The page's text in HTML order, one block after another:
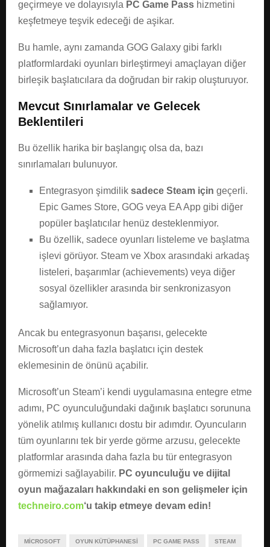
geçirmeye ve dolayısıyla PC Game Pass hizmetini
keşfetmeye teşvik edeceği de aşikar.
Bu hamle, aynı zamanda GOG Galaxy gibi farklı
platformlardaki oyunları birleştirmeyi amaçlayan diğer
birleşik başlatıcılara da doğrudan bir rakip oluşturuyor.
Mevcut Sınırlamalar ve Gelecek
Beklentileri
Bu özellik harika bir başlangıç olsa da, bazı
sınırlamaları bulunuyor.
Entegrasyon şimdilik sadece Steam için geçerli.
Epic Games Store, GOG veya EA App gibi diğer
popüler başlatıcılar henüz desteklenmiyor.
Bu özellik, sadece oyunları listeleme ve başlatma
işlevi görüyor. Steam ve Xbox arasındaki arkadaş
listeleri, başarımlar (achievements) veya diğer
sosyal özellikler arasında bir senkronizasyon
sağlamıyor.
Ancak bu entegrasyonun başarısı, gelecekte
Microsoft’un daha fazla başlatıcı için destek
eklemesinin de önünü açabilir.
Microsoft’un Steam’i kendi uygulamasına entegre etme
adımı, PC oyunculuğundaki dağınık başlatıcı sorununa
yönelik atılmış kullanıcı dostu bir adımdır. Oyuncuların
tüm oyunlarını tek bir yerde görme arzusu, gelecekte
platformlar arasında daha fazla bu tür entegrasyon
görmemizi sağlayabilir. PC oyunculuğu ve dijital
oyun mağazaları hakkındaki en son gelişmeler için
techneiro.com‘u takip etmeye devam edin!
MICROSOFT OYUN KÜTÜPHANESI PC GAME PASS STEAM